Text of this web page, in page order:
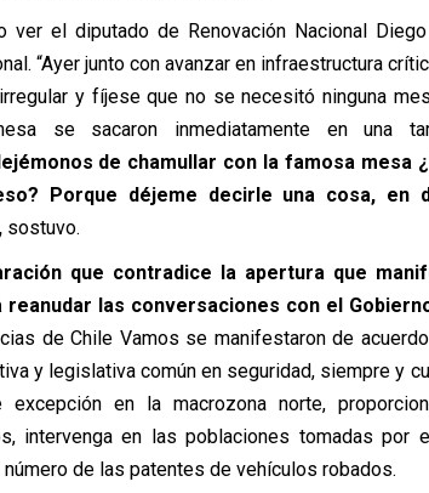
ver el diputado de Renovación Nacional
“Ayer junto con avanzar en infraestructura
y fíjese que no se necesitó ninguna
se sacaron inmediatamente en una
de chamullar con la famosa
Porque déjeme decirle una cosa, en
sostuvo.
que contradice la apertura que
reanudar las conversaciones con el
de Chile Vamos se manifestaron de
y legislativa común en seguridad, siempre y
excepción en la macrozona norte,
intervenga en las poblaciones tomadas
número de las patentes de vehículos robados.